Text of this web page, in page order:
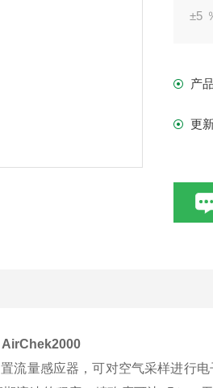
±5
流
产
更
AirChek2000
流量感应器，可对空气采样进行